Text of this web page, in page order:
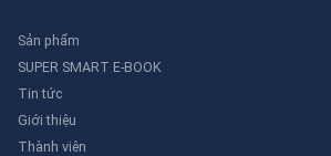
Sản phẩm
SUPER SMART E-BOOK
Tin tức
Giới thiệu
Thành viên